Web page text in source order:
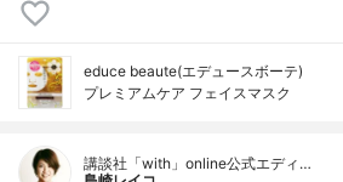
educe beaute(エデュースボーテ)
プレミアムケア フェイスマスク
講談社「with」online公式エディ…